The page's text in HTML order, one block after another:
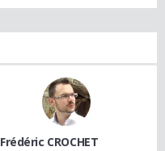
Frédéric CROCHET